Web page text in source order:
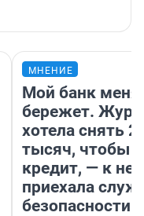
МНЕНИЕ
Мой банк меня
бережет.
хотела снять
тысяч, чтобы
кредит, — к
приехала
безопасности